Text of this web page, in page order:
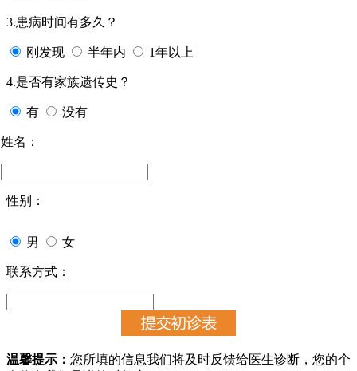
3.患病时间有多久？
刚发现 半年内 1年以上
4.是否有家族遗传史？
有 没有
姓名：
性别：
男 女
联系方式：
温馨提示： 您所填的信息我们将及时反馈给医生诊断，您的个